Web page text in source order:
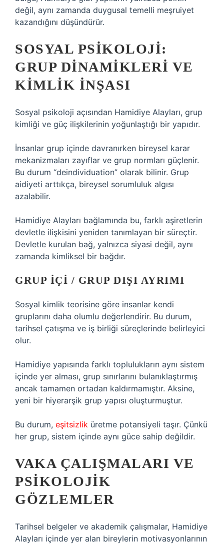
değil, aynı zamanda duygusal temelli meşruiyet
kazandığını düşündürür.
SOSYAL PSIKOLOJI:
GRUP DINAMIKLERI VE
KIMLIK İNŞASI
Sosyal psikoloji açısından Hamidiye Alayları, grup
kimliği ve güç ilişkilerinin yoğunlaştığı bir yapıdır.
İnsanlar grup içinde davranırken bireysel karar
mekanizmaları zayıflar ve grup normları güçlenir.
Bu durum “deindividuation” olarak bilinir. Grup
aidiyeti arttıkça, bireysel sorumluluk algısı
azalabilir.
Hamidiye Alayları bağlamında bu, farklı aşiretlerin
devletle ilişkisini yeniden tanımlayan bir süreçtir.
Devletle kurulan bağ, yalnızca siyasi değil, aynı
zamanda kimliksel bir bağdır.
GRUP İÇI / GRUP DIŞI AYRIMI
Sosyal kimlik teorisine göre insanlar kendi
gruplarını daha olumlu değerlendirir. Bu durum,
tarihsel çatışma ve iş birliği süreçlerinde belirleyici
olur.
Hamidiye yapısında farklı toplulukların aynı sistem
içinde yer alması, grup sınırlarını bulanıklaştırmış
ancak tamamen ortadan kaldırmamıştır. Aksine,
yeni bir hiyerarşik grup yapısı oluşturmuştur.
Bu durum, eşitsizlik üretme potansiyeli taşır. Çünkü
her grup, sistem içinde aynı güce sahip değildir.
VAKA ÇALIŞMALARI VE
PSIKOLOJIK
GÖZLEMLER
Tarihsel belgeler ve akademik çalışmalar, Hamidiye
Alayları içinde yer alan bireylerin motivasyonlarının